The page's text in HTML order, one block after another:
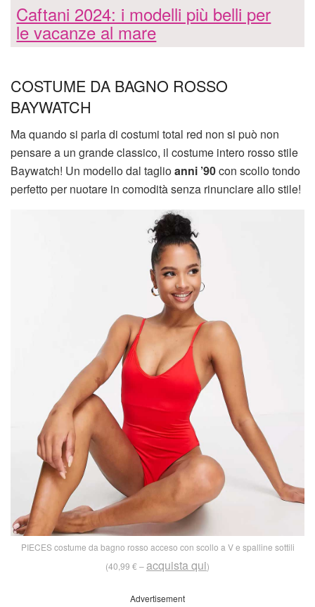
Caftani 2024: i modelli più belli per
le vacanze al mare
COSTUME DA BAGNO ROSSO
BAYWATCH
Ma quando si parla di costumi total red non si può non
pensare a un grande classico, il costume intero rosso stile
Baywatch! Un modello dal taglioanni ’90con scollo tondo
perfetto per nuotare in comodità senza rinunciare allo stile!
PIECES costume da bagno rosso acceso con scollo a V e spalline sottili
(40,99 € –acquista qui)
Advertisement